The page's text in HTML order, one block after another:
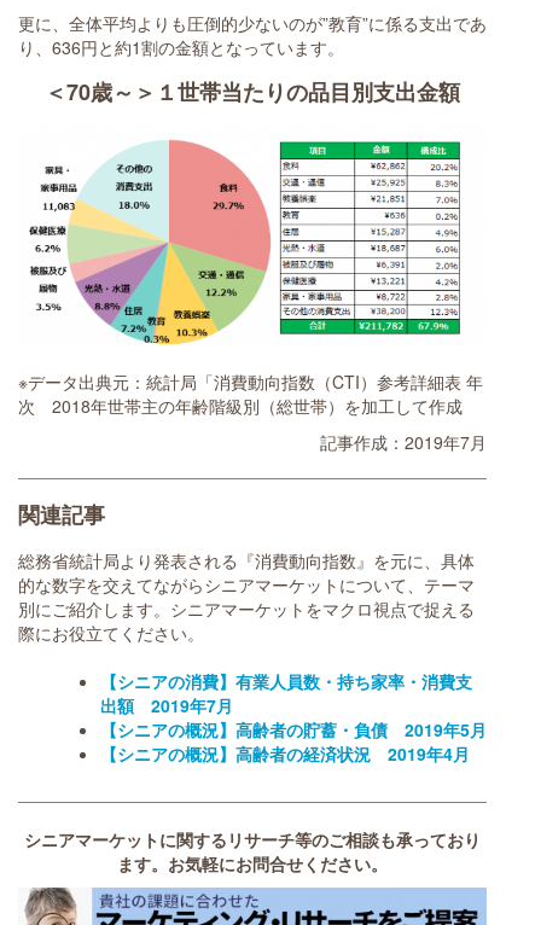
更に、全体平均よりも圧倒的少ないのが”教育”に係る支出であ
り、636円と約1割の金額となっています。
＜70歳～＞１世帯当たりの品目別支出金額
※データ出典元：統計局「消費動向指数（CTI）参考詳細表 年
次 2018年世帯主の年齢階級別（総世帯）を加工して作成
記事作成：2019年7月
関連記事
総務省統計局より発表される『消費動向指数』を元に、具体
的な数字を交えてながらシニアマーケットについて、テーマ
別にご紹介します。シニアマーケットをマクロ視点で捉える
際にお役立てください。
【シニアの消費】有業人員数・持ち家率・消費支
出額 2019年7月
【シニアの概況】高齢者の貯蓄・負債 2019年5月
【シニアの概況】高齢者の経済状況 2019年4月
シニアマーケットに関するリサーチ等のご相談も承っており
ます。お気軽にお問合せください。